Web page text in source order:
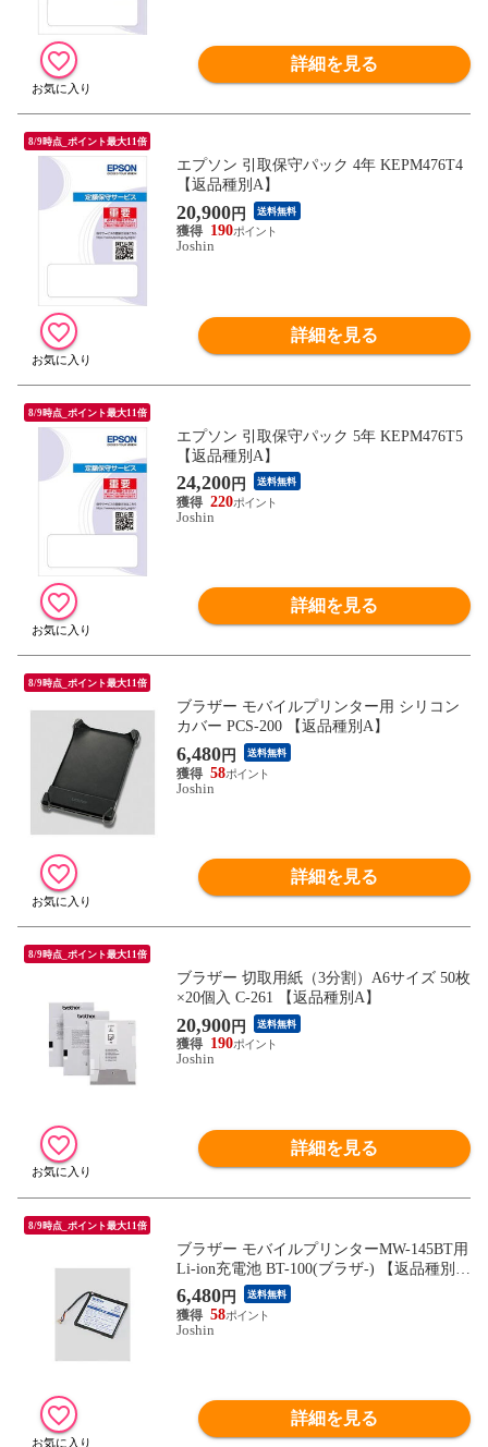
詳細を見る
8/9時点_ポイント最大11倍
エプソン 引取保守パック 4年 KEPM476T4
【返品種別A】
20,900円 送料無料
190
Joshin
詳細を見る
8/9時点_ポイント最大11倍
エプソン 引取保守パック 5年 KEPM476T5
【返品種別A】
24,200円 送料無料
220
Joshin
詳細を見る
8/9時点_ポイント最大11倍
ブラザー モバイルプリンター用 シリコン
カバー PCS-200 【返品種別A】
6,480円 送料無料
58
Joshin
詳細を見る
8/9時点_ポイント最大11倍
ブラザー 切取用紙（3分割）A6サイズ 50枚
×20個入 C-261 【返品種別A】
20,900円 送料無料
190
Joshin
詳細を見る
8/9時点_ポイント最大11倍
ブラザー モバイルプリンターMW-145BT用
Li-ion充電池 BT-100(ブラザ-) 【返品種別
A】
6,480円 送料無料
58
Joshin
詳細を見る